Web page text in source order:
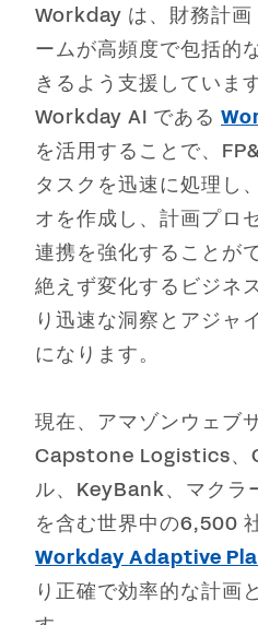
Workday は、財務計画
ームが高頻度で包括的
きるよう支援していま
Workday AI である
を活用することで、
タスクを迅速に処理し
オを作成し、計画プロ
連携を強化することが
絶えず変化するビジネ
り迅速な洞察とアジャ
になります。
現在、アマゾンウェブ
Capstone Logistics、
ル、KeyBank、マクラ
を含む世界中の6,500
Workday Adaptive
り正確で効率的な計画